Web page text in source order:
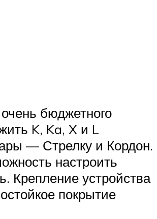
бюджетного
K, Ka, X и L
— Стрелку и Кордон.
настроить
Крепление устройства
покрытие